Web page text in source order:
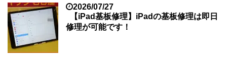
2026/07/27
【iPad基板修理】iPadの基板修理は即日
修理が可能です！